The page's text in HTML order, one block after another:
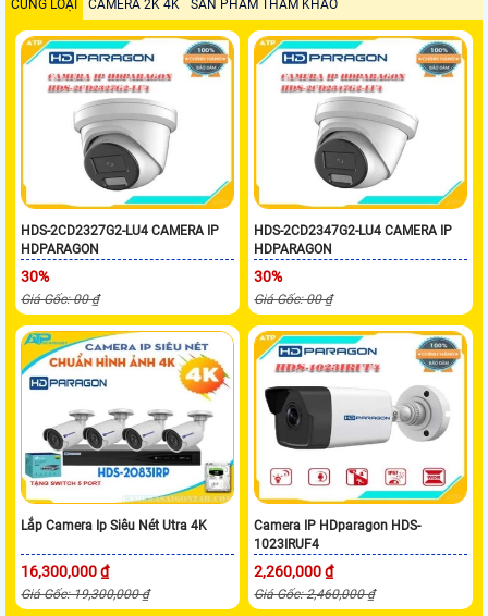
CÙNG LOẠI CAMERA 2K 4K SẢN PHẨM THAM KHẢO
HDS-2CD2327G2-LU4 CAMERA IP
HDPARAGON
30%
Giá Gốc: 00 ₫
HDS-2CD2347G2-LU4 CAMERA IP
HDPARAGON
30%
Giá Gốc: 00 ₫
Lắp Camera Ip Siêu Nét Utra 4K
16,300,000 ₫
Giá Gốc: 19,300,000 ₫
Camera IP HDparagon HDS-
1023IRUF4
2,260,000 ₫
Giá Gốc: 2,460,000 ₫